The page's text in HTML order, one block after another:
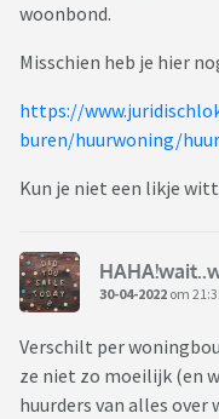
woonbond.
Misschien heb je hier
https://
buren/huurwoning/
Kun je niet een likje
30-04-2022 om
Verschilt per
ze niet zo moeilijk (en
huurders van alles over